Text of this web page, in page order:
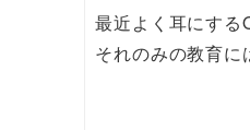
最近よく耳にする
それのみの教育に